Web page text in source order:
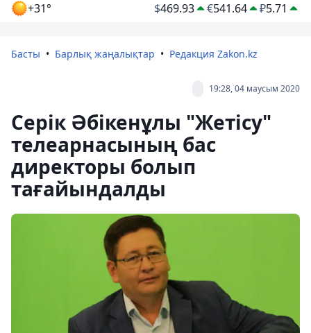
+31° $469.93 €541.64 ₽5.71
Басты Барлық жаңалықтар Редакция Zakon.kz
19:28, 04 маусым 2020
Серік Әбікенұлы "Жетісу"
телеарнасының бас
директоры болып
тағайындалды